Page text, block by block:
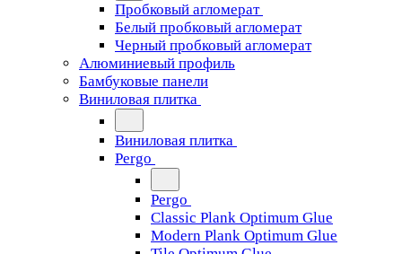
Пробковый агломерат
Белый пробковый агломерат
Черный пробковый агломерат
Алюминиевый профиль
Бамбуковые панели
Виниловая плитка
Виниловая плитка
Pergo
Pergo
Classic Plank Optimum Glue
Modern Plank Optimum Glue